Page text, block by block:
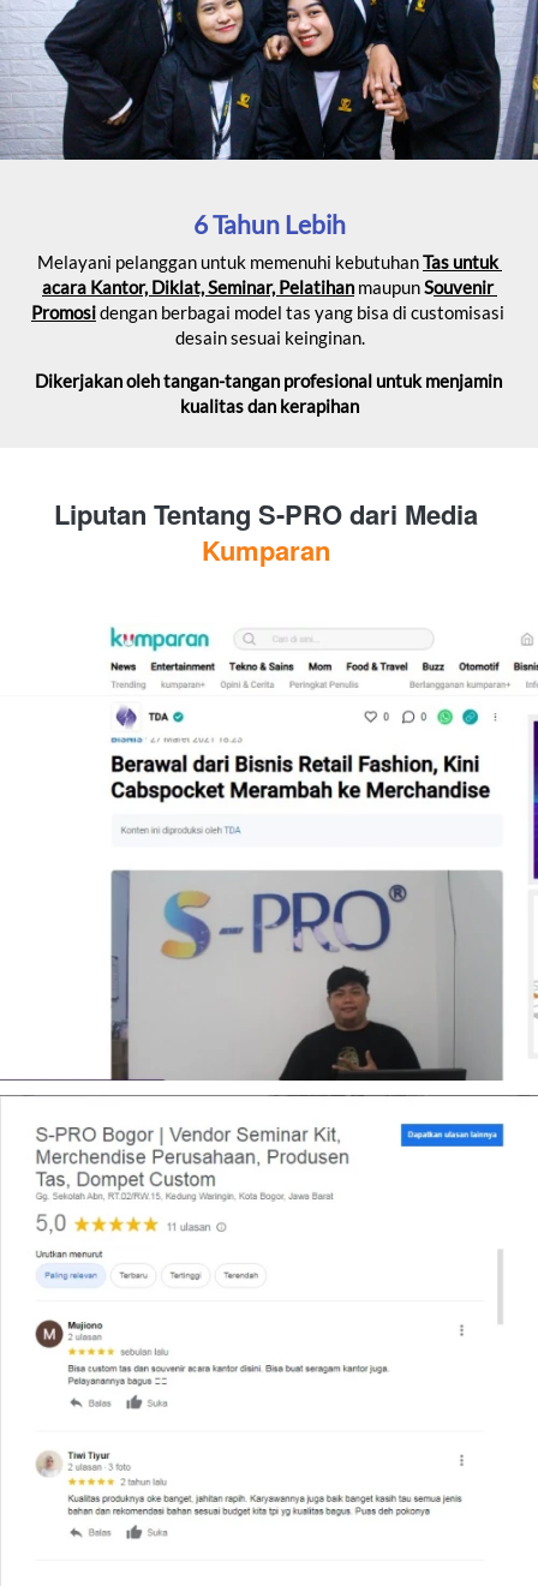
6 Tahun Lebih
Melayani pelanggan untuk memenuhi kebutuhan Tas untuk
acara Kantor, Diklat, Seminar, Pelatihan maupun Souvenir
Promosi dengan berbagai model tas yang bisa di customisasi
desain sesuai keinginan.
Dikerjakan oleh tangan-tangan profesional untuk menjamin
kualitas dan kerapihan
Kumparan